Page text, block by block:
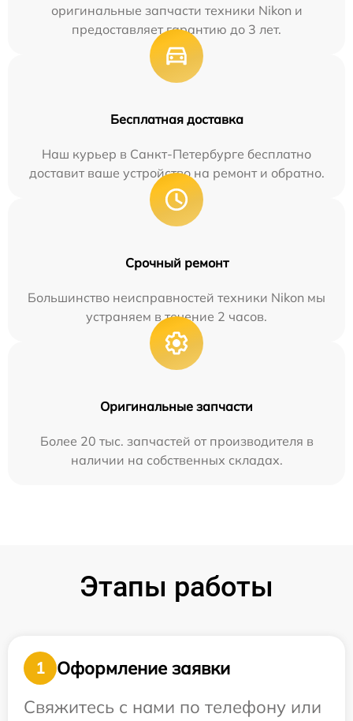
оригинальные запчасти техники Nikon и
предоставляет гарантию до 3 лет.
Бесплатная доставка
Наш курьер в Санкт-Петербурге бесплатно
доставит ваше устройство на ремонт и обратно.
Срочный ремонт
Большинство неисправностей техники Nikon мы
устраняем в течение 2 часов.
Оригинальные запчасти
Более 20 тыс. запчастей от производителя в
наличии на собственных складах.
Этапы работы
1
Оформление заявки
Свяжитесь с нами по телефону или